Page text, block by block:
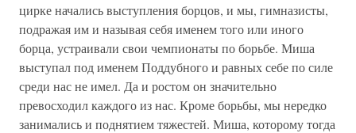
цирке начались выступления борцов, и мы, гимназисты,
подражая им и называя себя именем того или иного
борца, устраивали свои чемпионаты по борьбе. Миша
выступал под именем Поддубного и равных себе по силе
среди нас не имел. Да и ростом он значительно
превосходил каждого из нас. Кроме борьбы, мы нередко
занимались и поднятием тяжестей. Миша, которому тогда